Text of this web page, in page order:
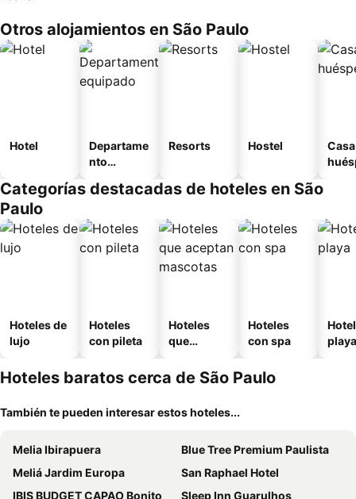
Otros alojamientos en São Paulo
Hotel
Departame
nto
Resorts Hostel
Categorías destacadas de hoteles en São
Paulo
Hoteles de
lujo
Hoteles
con pileta
Hoteles
que
mascotas
Hoteles
con spa
playa
Hoteles baratos cerca de São Paulo
También te pueden interesar estos hoteles...
Melia Ibirapuera
Blue Tree Premium Paulista
Meliá Jardim Europa
San Raphael Hotel
IBIS BUDGET CAPAO Bonito
Sleep Inn Guarulhos